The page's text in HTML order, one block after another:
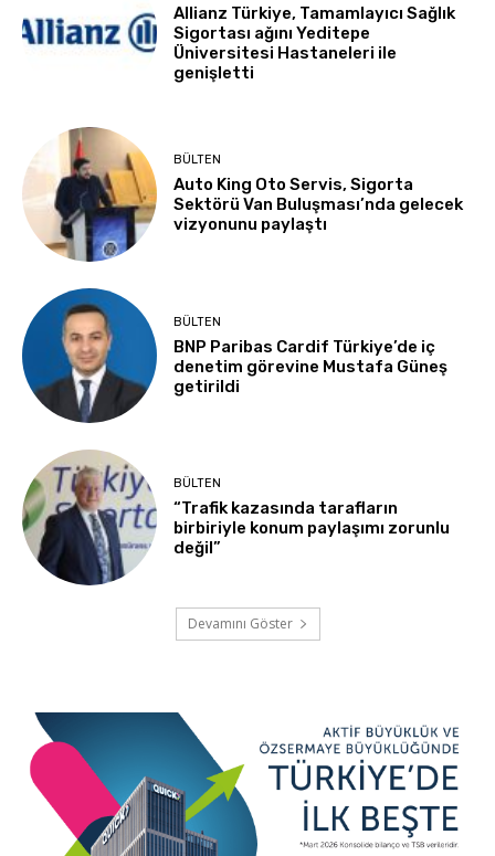
Allianz Türkiye, Tamamlayıcı Sağlık
Sigortası ağını Yeditepe
Üniversitesi Hastaneleri ile
genişletti
BÜLTEN
Auto King Oto Servis, Sigorta
Sektörü Van Buluşması’nda gelecek
vizyonunu paylaştı
BÜLTEN
BNP Paribas Cardif Türkiye’de iç
denetim görevine Mustafa Güneş
getirildi
BÜLTEN
“Trafik kazasında tarafların
birbiriyle konum paylaşımı zorunlu
değil”
Devamını Göster